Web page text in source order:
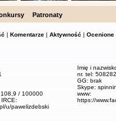
Patronaty
| Komentarze | Aktywność | Ocenione
/ 100000
u/pawelizdebski
Imię i
nr. tel:
GG: brak
Skype:
www:
https://